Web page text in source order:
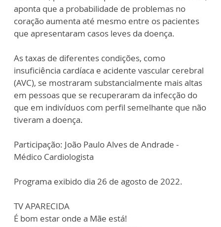
aponta que a probabilidade de problemas no
coração aumenta até mesmo entre os pacientes
que apresentaram casos leves da doença.
As taxas de diferentes condições, como
insuficiência cardíaca e acidente vascular cerebral
(AVC), se mostraram substancialmente mais altas
em pessoas que se recuperaram da infecção do
que em indivíduos com perfil semelhante que não
tiveram a doença.
Participação: João Paulo Alves de Andrade -
Médico Cardiologista
Programa exibido dia 26 de agosto de 2022.
TV APARECIDA
É bom estar onde a Mãe está!